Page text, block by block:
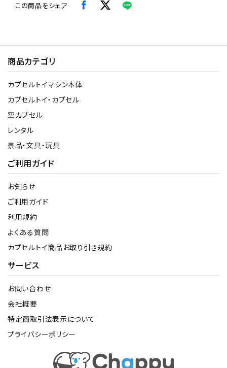
この商品をシェア
商品カテゴリ
カプセルトイマシン本体
カプセルトイ・カプセル
空カプセル
レンタル
景品・文具・玩具
ご利用ガイド
お知らせ
ご利用ガイド
利用規約
よくある質問
カプセルトイ商品お取り引き規約
サービス
お問い合わせ
会社概要
特定商取引法表示について
プライバシーポリシー